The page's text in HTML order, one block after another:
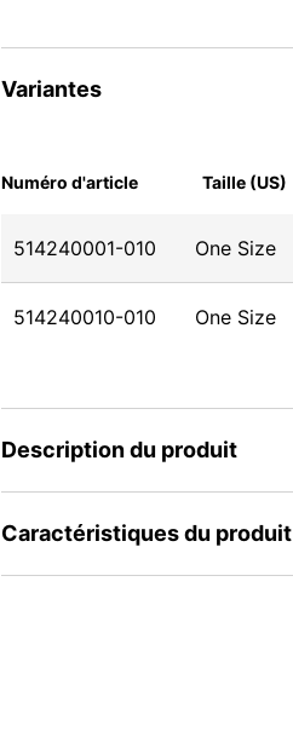
Variantes
Numéro d'article Taille (US)
514240001-010 One Size
514240010-010 One Size
Description du produit
Caractéristiques du produit